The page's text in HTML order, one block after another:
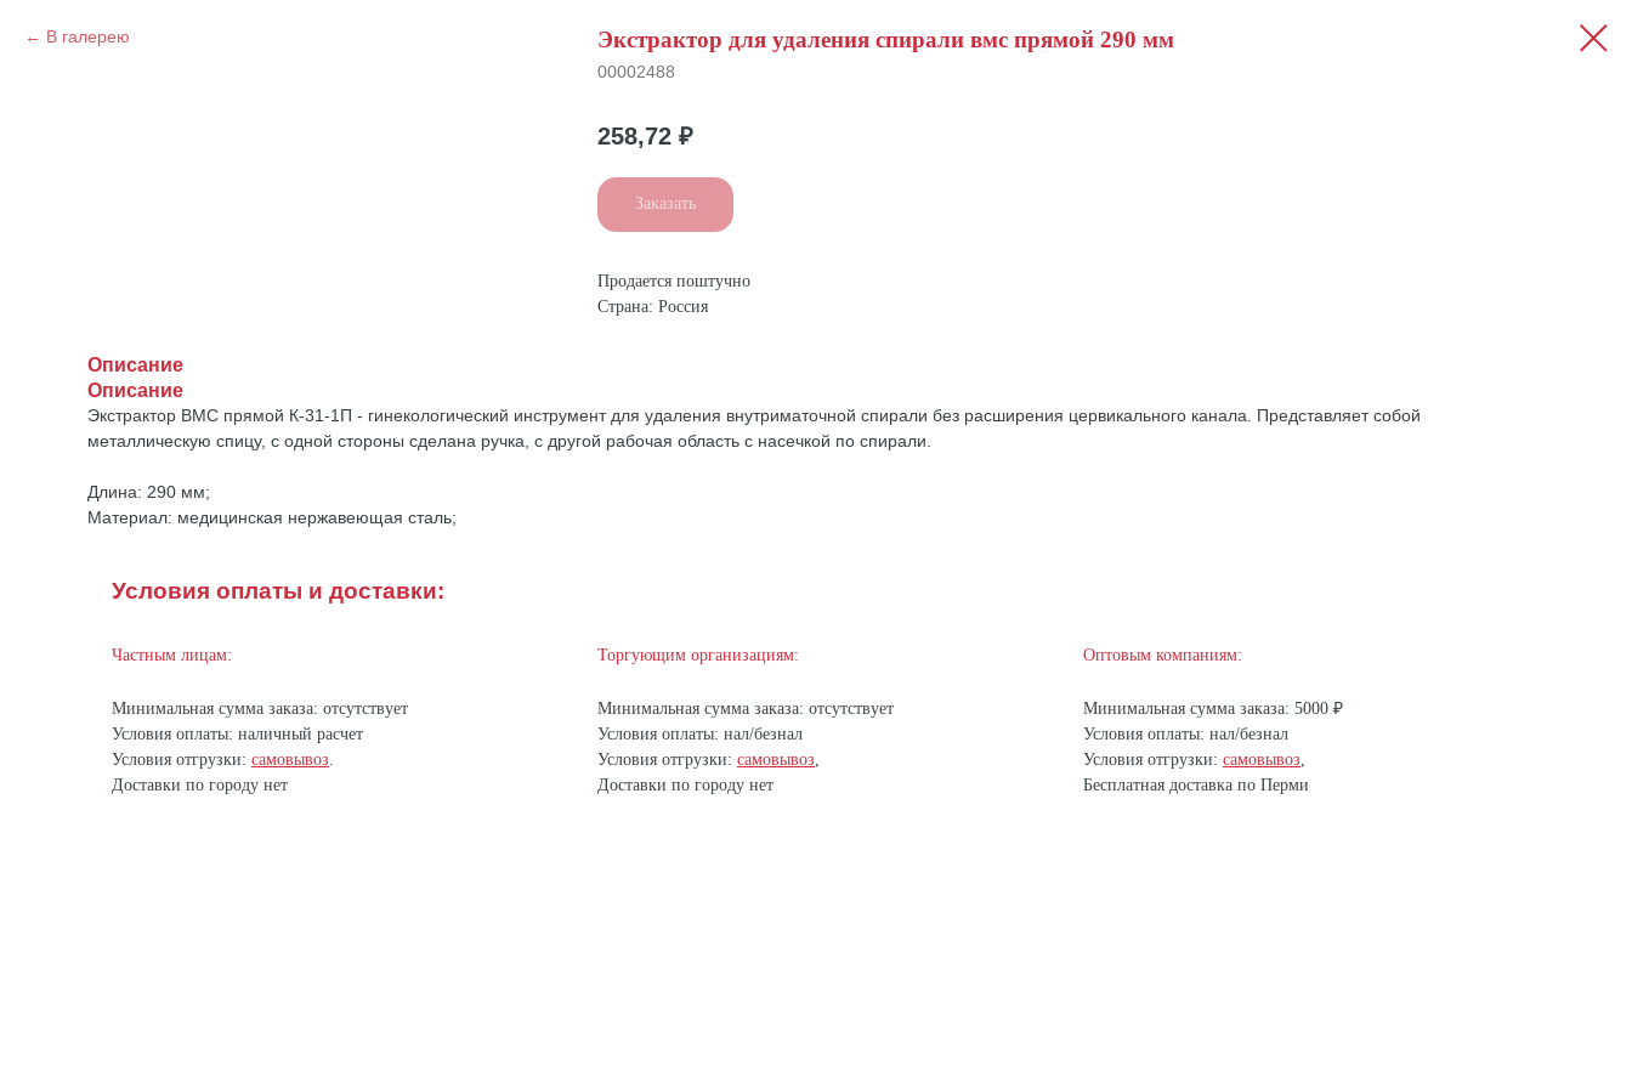
В галерею Экстрактор для удаления спирали вмс прямой 290 мм
00002488
258,72 ₽
Заказать
Продается поштучно
Страна: Россия
Описание
Описание
Экстрактор ВМС прямой К-31-1П - гинекологический инструмент для удаления внутриматочной спирали без расширения цервикального канала. Представляет собой
металлическую спицу, с одной стороны сделана ручка, с другой рабочая область с насечкой по спирали.
Длина: 290 мм;
Материал: медицинская нержавеющая сталь;
Условия оплаты и доставки:
Частным лицам:
Минимальная сумма заказа: отсутствует
Условия оплаты: наличный расчет
Условия отгрузки: самовывоз.
Доставки по городу нет
Торгующим организациям:
Минимальная сумма заказа: отсутствует
Условия оплаты: нал/безнал
Условия отгрузки: самовывоз,
Доставки по городу нет
Оптовым компаниям:
Минимальная сумма заказа: 5000 ₽
Условия оплаты: нал/безнал
Условия отгрузки: самовывоз,
Бесплатная доставка по Перми